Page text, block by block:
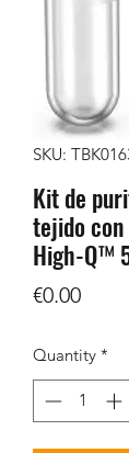
SKU:
Kit de
tejido
High-Q™
€0.00Price
Quantity *